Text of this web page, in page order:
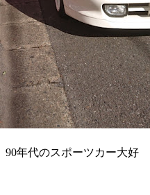
90年代のスポーツカー大好